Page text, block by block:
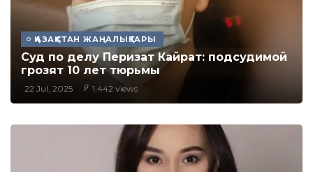
ҚАЗАҚСТАН ЖАҢАЛЫҚТАРЫ
Суд по делу Перизат Кайрат: подсудимой
грозят 10 лет тюрьмы
22 Jul, 2025 1,442 views